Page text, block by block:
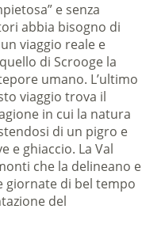
e senza
abbia bisogno di
viaggio reale e
di Scrooge la
umano. L’ultimo
viaggio trova il
in cui la natura
di un pigro e
e ghiaccio. La Val
che la delineano e
giornate di bel tempo
del